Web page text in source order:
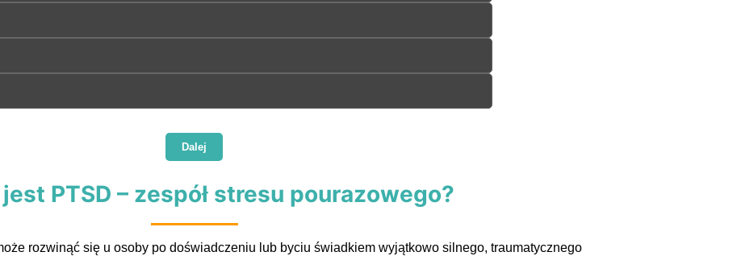
Dalej
PTSD – zespół stresu pourazowego?
rozwinąć się u osoby po doświadczeniu lub byciu świadkiem wyjątkowo silnego, traumatycznego